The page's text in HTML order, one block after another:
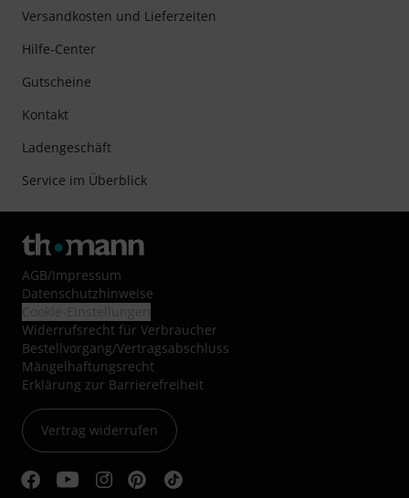
Versandkosten und Lieferzeiten
Hilfe-Center
Gutscheine
Kontakt
Ladengeschäft
Service im Überblick
AGB/Impressum
Datenschutzhinweise
Widerrufsrecht für Verbraucher
Bestellvorgang/Vertragsabschluss
Mängelhaftungsrecht
Erklärung zur Barrierefreiheit
Vertrag widerrufen